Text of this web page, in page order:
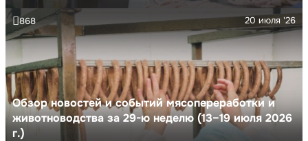
Обзор новостей и событий мясопереработки и
животноводства за 29-ю неделю (13–19 июля 2026
г.)
20 июля '26
868